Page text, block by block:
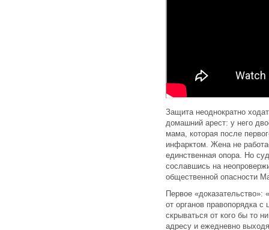
Защита неоднократно
домашний арест: у него
мама, которая после
инфарктом. Жена не
единственная опора. Но
сославшись на
общественной опасности
Первое
от органов правопорядка
скрываться от кого бы то
адресу и ежедневно